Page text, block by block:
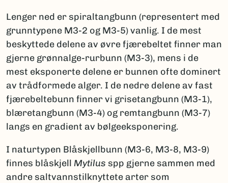
Lenger ned er spiraltangbunn (representert med
grunntypene M3-2 og M3-5) vanlig. I de mest
beskyttede delene av øvre fjærebeltet finner man
gjerne grønnalge-rurbunn (M3-3), mens i de
mest eksponerte delene er bunnen ofte dominert
av trådformede alger. I de nedre delene av fast
fjærebeltebunn finner vi grisetangbunn (M3-1),
blæretangbunn (M3-4) og remtangbunn (M3-7)
langs en gradient av bølgeeksponering.
I naturtypen Blåskjellbunn (M3-6, M3-8, M3-9)
finnes blåskjell Mytilus spp gjerne sammen med
andre saltvannstilknyttete arter som